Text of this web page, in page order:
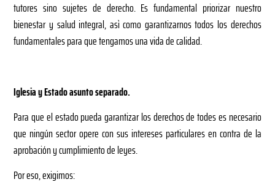
tutores sino sujetes de derecho. Es fundamental priorizar nuestro
bienestar y salud integral, asì como garantizarnos todos los derechos
fundamentales para que tengamos una vida de calidad.
Iglesia y Estado asunto separado.
Para que el estado pueda garantizar los derechos de todes es necesario
que ningún sector opere con sus intereses particulares en contra de la
aprobación y cumplimiento de leyes.
Por eso, exigimos: